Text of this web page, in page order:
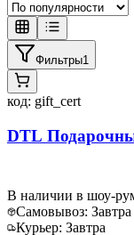
Фильтры1
код: gift_cert
DTL
В наличии в шоу-
Самовывоз: Завтра
Курьер: Завтра